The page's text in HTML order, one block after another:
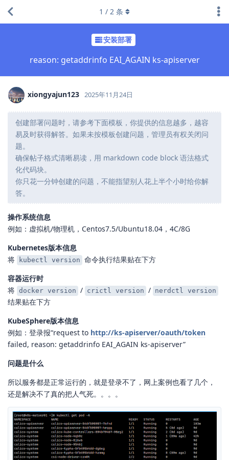
安装部署
reason: getaddrinfo EAI_AGAIN ks-apiserver
1 / 2 条
xiongyajun123 2025年11月24日
创建部署问题时，请参考下面模板，你提供的信息越多，越容
易及时获得解答。如果未按模板创建问题，管理员有权关闭问
题。
确保帖子格式清晰易读，用 markdown code block 语法格式
化代码块。
你只花一分钟创建的问题，不能指望别人花上半个小时给你解
答。
操作系统信息
例如：虚拟机/物理机，Centos7.5/Ubuntu18.04，4C/8G
Kubernetes版本信息
将
kubectl version 命令执行结果贴在下方
容器运行时
将 docker version / crictl version / nerdctl version
结果贴在下方
KubeSphere版本信息
例如：登录报“request to http://ks-apiserver/oauth/token
failed, reason: getaddrinfo EAI_AGAIN ks-apiserver”
问题是什么
所以服务都是正常运行的，就是登录不了，网上案例也看了几个，
还是解决不了真的把人气死。。。。